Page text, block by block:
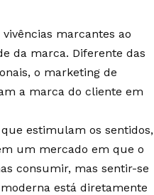
marcantes ao
da marca. Diferente das
o marketing de
a marca do cliente em
estimulam os sentidos,
um mercado em que o
consumir, mas sentir-se
está diretamente